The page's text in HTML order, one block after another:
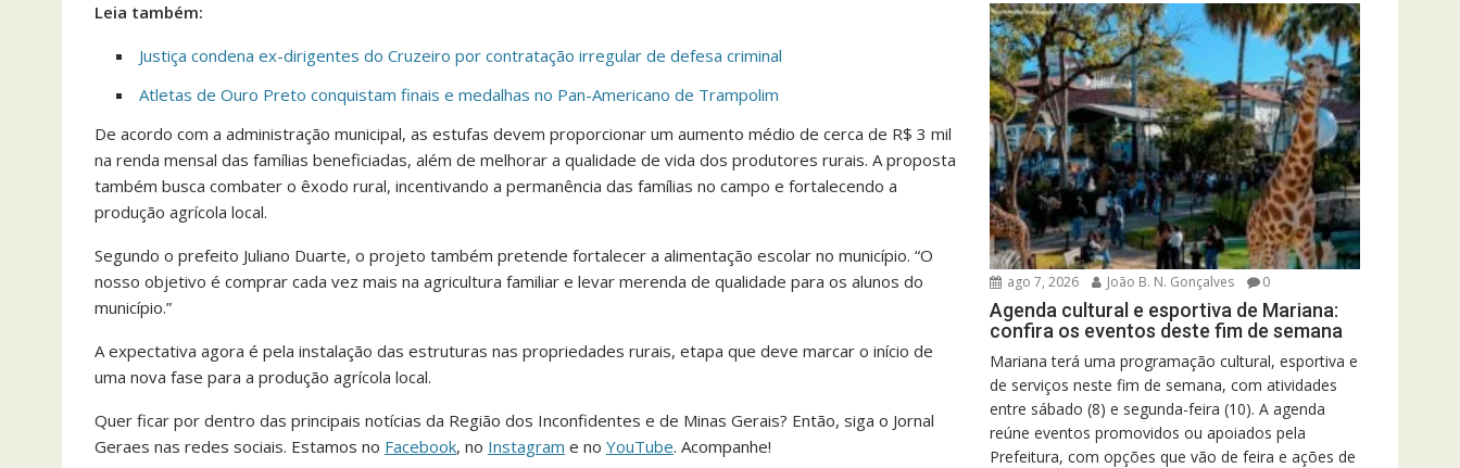
Leia também:
Justiça condena ex-dirigentes do Cruzeiro por contratação irregular de defesa criminal
Atletas de Ouro Preto conquistam finais e medalhas no Pan-Americano de Trampolim
De acordo com a administração municipal, as estufas devem proporcionar um aumento médio de cerca de R$ 3 mil
na renda mensal das famílias beneficiadas, além de melhorar a qualidade de vida dos produtores rurais. A proposta
também busca combater o êxodo rural, incentivando a permanência das famílias no campo e fortalecendo a
produção agrícola local.
Segundo o prefeito Juliano Duarte, o projeto também pretende fortalecer a alimentação escolar no município. “O
nosso objetivo é comprar cada vez mais na agricultura familiar e levar merenda de qualidade para os alunos do
município.”
A expectativa agora é pela instalação das estruturas nas propriedades rurais, etapa que deve marcar o início de
uma nova fase para a produção agrícola local.
Quer ficar por dentro das principais notícias da Região dos Inconfidentes e de Minas Gerais? Então, siga o Jornal
Geraes nas redes sociais. Estamos no Facebook, no Instagram e no YouTube. Acompanhe!
ago 7, 2026 João B. N. Gonçalves 0
Agenda cultural e esportiva de Mariana:
confira os eventos deste fim de semana
Mariana terá uma programação cultural, esportiva e
de serviços neste fim de semana, com atividades
entre sábado (8) e segunda-feira (10). A agenda
reúne eventos promovidos ou apoiados pela
Prefeitura, com opções que vão de feira e ações de